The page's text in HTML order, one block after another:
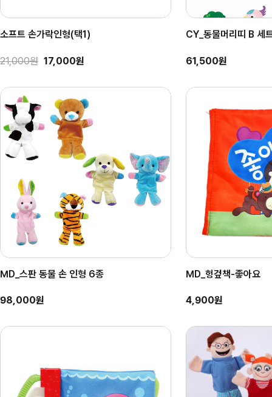
소프트 손가락인형(택1)
21,000원 17,000원
CY_동물머리띠 B 세
61,500원
MD_스판 동물 손 인형 6종
98,000원
MD_헝겊책-좋아요
4,900원